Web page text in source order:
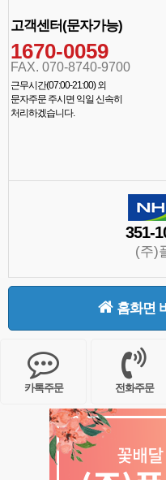
고객센터(문자가능)
1670-0059
FAX. 070-8740-9700
근무시간(07:00-21:00) 외
문자주문 주시면 익일 신속히
처리하겠습니다.
351-
(주)
홈화면
카톡주문 전화주문